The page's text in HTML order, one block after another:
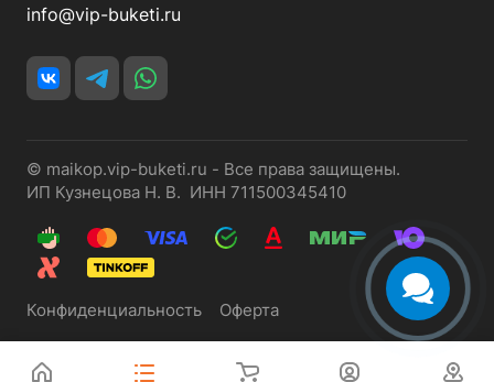
info@vip-buketi.ru
© maikop.vip-buketi.ru - Все права защищены.
ИП Кузнецова Н. В. ИНН 711500345410
Конфиденциальность Оферта